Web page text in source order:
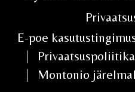
E-poe
Privaatsuspoliitika
Montonio